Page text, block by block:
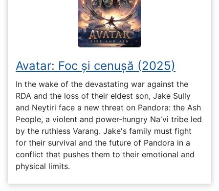
Avatar: Foc și cenușă (2025)
In the wake of the devastating war against the
RDA and the loss of their eldest son, Jake Sully
and Neytiri face a new threat on Pandora: the Ash
People, a violent and power-hungry Na'vi tribe led
by the ruthless Varang. Jake's family must fight
for their survival and the future of Pandora in a
conflict that pushes them to their emotional and
physical limits.